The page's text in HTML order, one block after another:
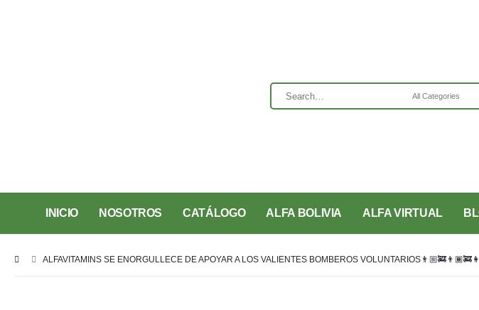
INICIO NOSOTROS CATÁLOGO ALFA BOLIVIA ALFA VIRTUAL
ALFAVITAMINS SE ENORGULLECE DE APOYAR A LOS VALIENTES BOMBEROS